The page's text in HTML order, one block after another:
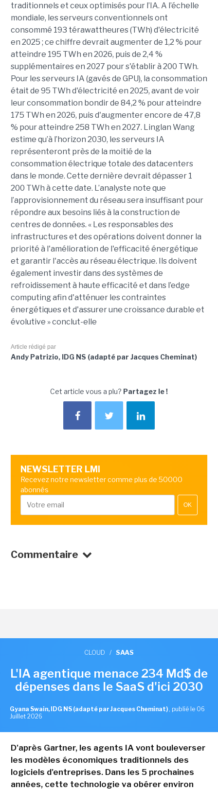
traditionnels et ceux optimisés pour l’IA. A l’échelle
mondiale, les serveurs conventionnels ont
consommé 193 térawattheures (TWh) d'électricité
en 2025 ; ce chiffre devrait augmenter de 1,2 % pour
atteindre 195 TWh en 2026, puis de 2,4 %
supplémentaires en 2027 pour s'établir à 200 TWh.
Pour les serveurs IA (gavés de GPU), la consommation
était de 95 TWh d'électricité en 2025, avant de voir
leur consommation bondir de 84,2 % pour atteindre
175 TWh en 2026, puis d'augmenter encore de 47,8
% pour atteindre 258 TWh en 2027. Linglan Wang
estime qu’à l’horizon 2030, les serveurs IA
représenteront près de la moitié de la
consommation électrique totale des datacenters
dans le monde. Cette dernière devrait dépasser 1
200 TWh à cette date. L’analyste note que
l’approvisionnement du réseau sera insuffisant pour
répondre aux besoins liés à la construction de
centres de données. « Les responsables des
infrastructures et des opérations doivent donner la
priorité à l'amélioration de l'efficacité énergétique
et garantir l'accès au réseau électrique. Ils doivent
également investir dans des systèmes de
refroidissement à haute efficacité et dans l’edge
computing afin d'atténuer les contraintes
énergétiques et d'assurer une croissance durable et
évolutive » conclut-elle
Article rédigé par
Andy Patrizio, IDG NS (adapté par Jacques Cheminat)
Cet article vous a plu? Partagez le !
NEWSLETTER LMI
Recevez notre newsletter comme plus de 50000
abonnés
OK
Commentaire
CLOUD / SAAS
L'IA agentique menace 234 Md$ de
dépenses dans le SaaS d'ici 2030
Gyana Swain, IDG NS (adapté par Jacques Cheminat) , publié le 06
Juillet 2026
D'après Gartner, les agents IA vont bouleverser
les modèles économiques traditionnels des
logiciels d'entreprises. Dans les 5 prochaines
années, cette technologie va obérer environ